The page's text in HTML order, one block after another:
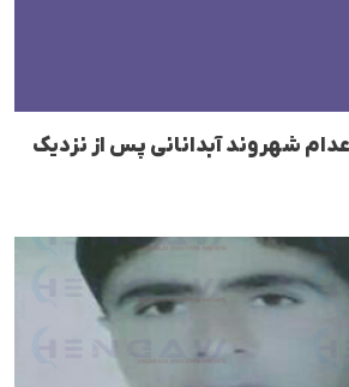
شهروند آبدانانی پس از نزدیک